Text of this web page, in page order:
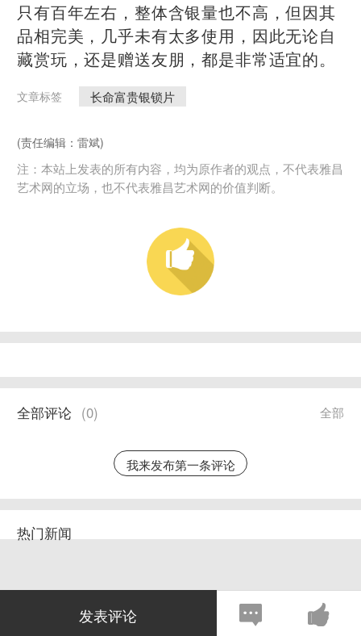
只有百年左右，整体含银量也不高，但因其
品相完美，几乎未有太多使用，因此无论自
藏赏玩，还是赠送友朋，都是非常适宜的。
文章标签 长命富贵银锁片
(责任编辑：雷斌)
注：本站上发表的所有内容，均为原作者的观点，不代表雅昌
艺术网的立场，也不代表雅昌艺术网的价值判断。
全部
全部评论 (0)
我来发布第一条评论
热门新闻
发表评论